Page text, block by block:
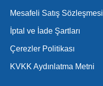
Mesafeli Satış Sözleşmesi
İptal ve İade Şartları
Çerezler Politikası
KVKK Aydınlatma Metni